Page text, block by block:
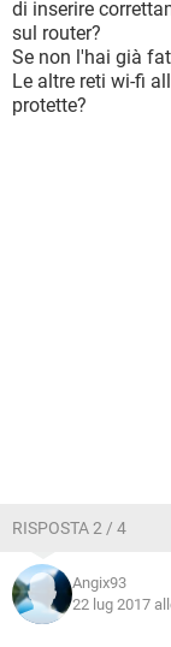
di inserire
sul router?
Se non l'hai già
Le altre reti wi-fi
protette?
RISPOSTA 2 / 4
Angix93
22 lug 2017